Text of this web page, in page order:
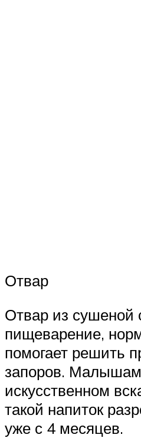
Отвар
Отвар из сушеной
пищеварение,
помогает решить
запоров.
искусственном
такой напиток
уже с 4 месяцев.